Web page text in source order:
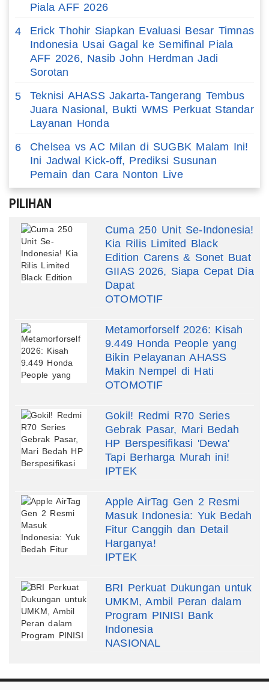
Piala AFF 2026
4
Erick Thohir Siapkan Evaluasi Besar Timnas
Indonesia Usai Gagal ke Semifinal Piala
AFF 2026, Nasib John Herdman Jadi
Sorotan
5
Teknisi AHASS Jakarta-Tangerang Tembus
Juara Nasional, Bukti WMS Perkuat Standar
Layanan Honda
6
Chelsea vs AC Milan di SUGBK Malam Ini!
Ini Jadwal Kick-off, Prediksi Susunan
Pemain dan Cara Nonton Live
PILIHAN
Cuma 250 Unit Se-Indonesia!
Kia Rilis Limited Black
Edition Carens & Sonet Buat
GIIAS 2026, Siapa Cepat Dia
Dapat
OTOMOTIF
Metamorforself 2026: Kisah
9.449 Honda People yang
Bikin Pelayanan AHASS
Makin Nempel di Hati
OTOMOTIF
Gokil! Redmi R70 Series
Gebrak Pasar, Mari Bedah
HP Berspesifikasi 'Dewa'
Tapi Berharga Murah ini!
IPTEK
Apple AirTag Gen 2 Resmi
Masuk Indonesia: Yuk Bedah
Fitur Canggih dan Detail
Harganya!
IPTEK
BRI Perkuat Dukungan untuk
UMKM, Ambil Peran dalam
Program PINISI Bank
Indonesia
NASIONAL